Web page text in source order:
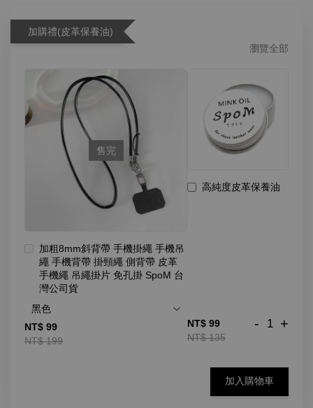
加購禮(皮革保養油)
瀏覽全部
售完
加粗8mm斜背帶 手機掛繩 手機吊
繩 手機背帶 掛頸繩 側背帶 皮革
手機繩 吊繩掛片 免孔掛 SpoM 台
灣公司貨
NT$ 99
NT$ 199
高純度皮革保養油
NT$ 99
NT$ 135
- +
加入購物車